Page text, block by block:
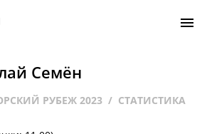
Семëн
РУБЕЖ 2023 СТАТИСТИКА